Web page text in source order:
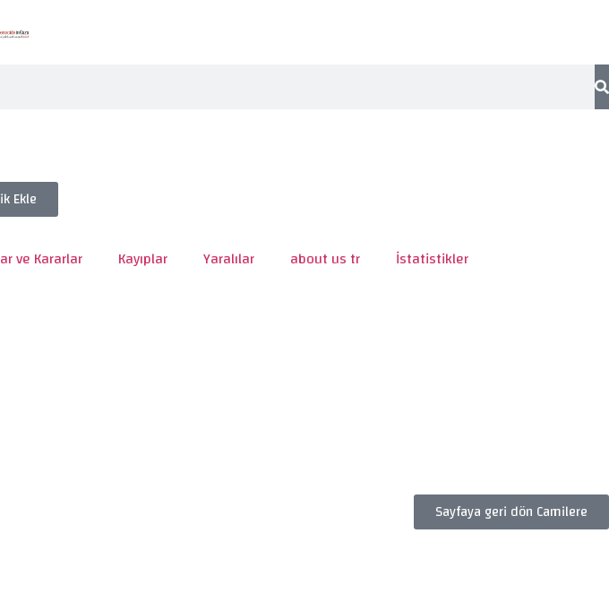
Ekle
ve Kararlar Kayıplar Yaralılar about us tr İstatistikler
Sayfaya geri dön Camilere